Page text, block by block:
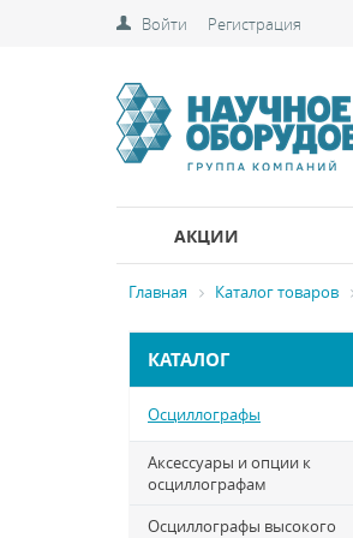
Войти Регистрация
АКЦИИ
Главная Каталог товаров
КАТАЛОГ
Осциллографы
Аксессуары и опции к
осциллографам
Осциллографы высокого